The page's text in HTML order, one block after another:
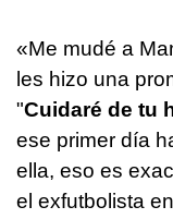
«Me mudé a
les hizo una
"Cuidaré de tu
ese primer día
ella, eso es
el exfutbolista